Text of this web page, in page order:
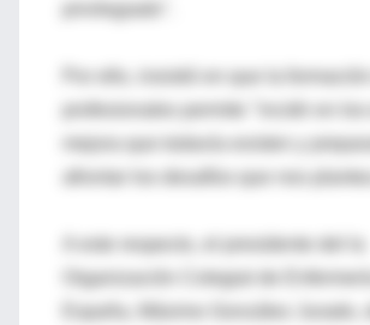
privilegiado".
profesionales permite "incidir en los
Organización Colegial de
España, Máximo González Jurado,